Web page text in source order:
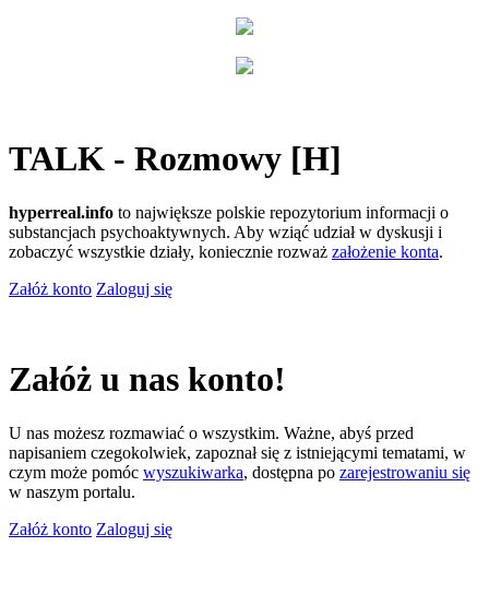
TALK - Rozmowy [H]
hyperreal.info to największe polskie repozytorium informacji o
substancjach psychoaktywnych. Aby wziąć udział w dyskusji i
zobaczyć wszystkie działy, koniecznie rozważ założenie konta.
Załóż konto Zaloguj się
Załóż u nas konto!
U nas możesz rozmawiać o wszystkim. Ważne, abyś przed
napisaniem czegokolwiek, zapoznał się z istniejącymi tematami, w
czym może pomóc wyszukiwarka, dostępna po zarejestrowaniu się
w naszym portalu.
Załóż konto Zaloguj się